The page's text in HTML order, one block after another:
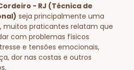
- RJ (Técnica de
seja principalmente uma
muitos praticantes relatam que
com problemas físicos
e tensões emocionais,
dor nas costas e outros